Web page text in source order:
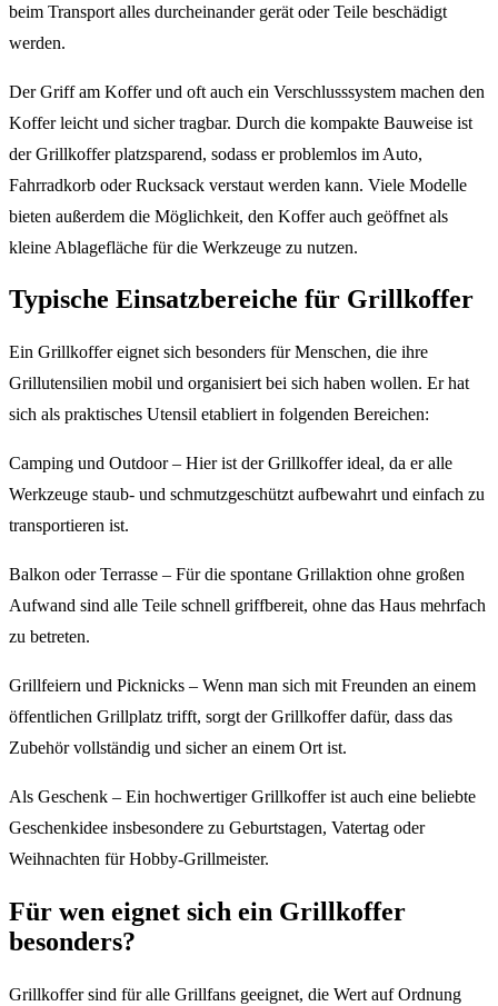
beim Transport alles durcheinander gerät oder Teile beschädigt
werden.
Der Griff am Koffer und oft auch ein Verschlusssystem machen den
Koffer leicht und sicher tragbar. Durch die kompakte Bauweise ist
der Grillkoffer platzsparend, sodass er problemlos im Auto,
Fahrradkorb oder Rucksack verstaut werden kann. Viele Modelle
bieten außerdem die Möglichkeit, den Koffer auch geöffnet als
kleine Ablagefläche für die Werkzeuge zu nutzen.
Typische Einsatzbereiche für Grillkoffer
Ein Grillkoffer eignet sich besonders für Menschen, die ihre
Grillutensilien mobil und organisiert bei sich haben wollen. Er hat
sich als praktisches Utensil etabliert in folgenden Bereichen:
Camping und Outdoor – Hier ist der Grillkoffer ideal, da er alle
Werkzeuge staub- und schmutzgeschützt aufbewahrt und einfach zu
transportieren ist.
Balkon oder Terrasse – Für die spontane Grillaktion ohne großen
Aufwand sind alle Teile schnell griffbereit, ohne das Haus mehrfach
zu betreten.
Grillfeiern und Picknicks – Wenn man sich mit Freunden an einem
öffentlichen Grillplatz trifft, sorgt der Grillkoffer dafür, dass das
Zubehör vollständig und sicher an einem Ort ist.
Als Geschenk – Ein hochwertiger Grillkoffer ist auch eine beliebte
Geschenkidee insbesondere zu Geburtstagen, Vatertag oder
Weihnachten für Hobby-Grillmeister.
Für wen eignet sich ein Grillkoffer
besonders?
Grillkoffer sind für alle Grillfans geeignet, die Wert auf Ordnung